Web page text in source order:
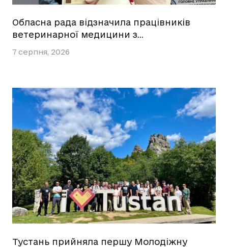
Обласна рада відзначила працівників
ветеринарної медицини з…
7 серпня, 2026
Тустань прийняла першу Молодіжну